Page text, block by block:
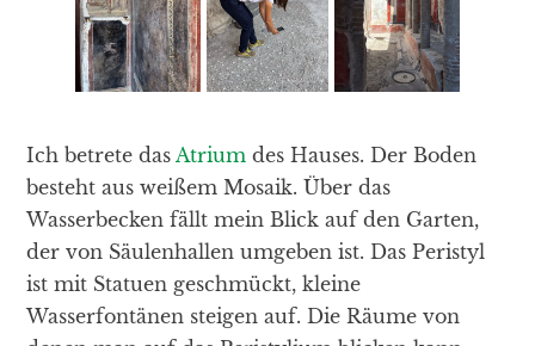
Ich betrete das Atrium des Hauses. Der Boden
besteht aus weißem Mosaik. Über das
Wasserbecken fällt mein Blick auf den Garten,
der von Säulenhallen umgeben ist. Das Peristyl
ist mit Statuen geschmückt, kleine
Wasserfontänen steigen auf. Die Räume von